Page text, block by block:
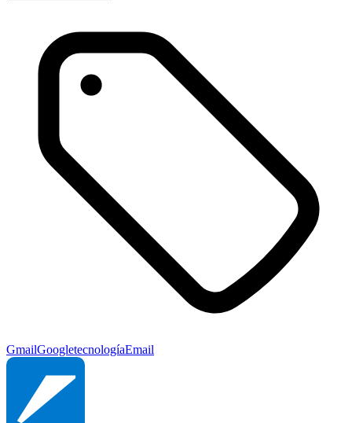
GmailGoogletecnologíaEmail